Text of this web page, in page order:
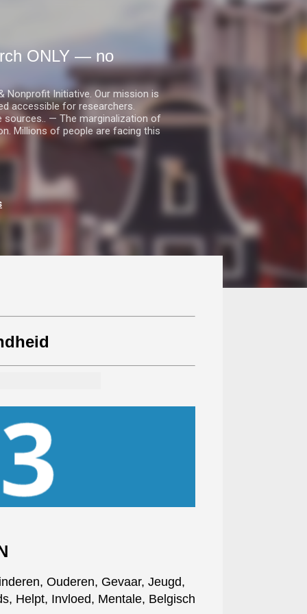
ONLY — no
Nonprofit Initiative. Our mission is
accessible for researchers.
sources.. — The marginalization of
Millions of people are facing this
Ouderen, Gevaar, Jeugd,
Helpt, Invloed, Mentale, Belgisch